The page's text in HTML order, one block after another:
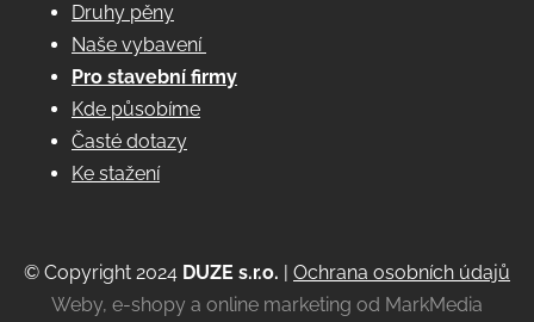
Druhy pěny
Naše vybavení
Pro stavební firmy
Kde působíme
Časté dotazy
Ke stažení
© Copyright 2024 DUZE s.r.o. | Ochrana osobních údajů
Weby, e-shopy a online marketing od MarkMedia